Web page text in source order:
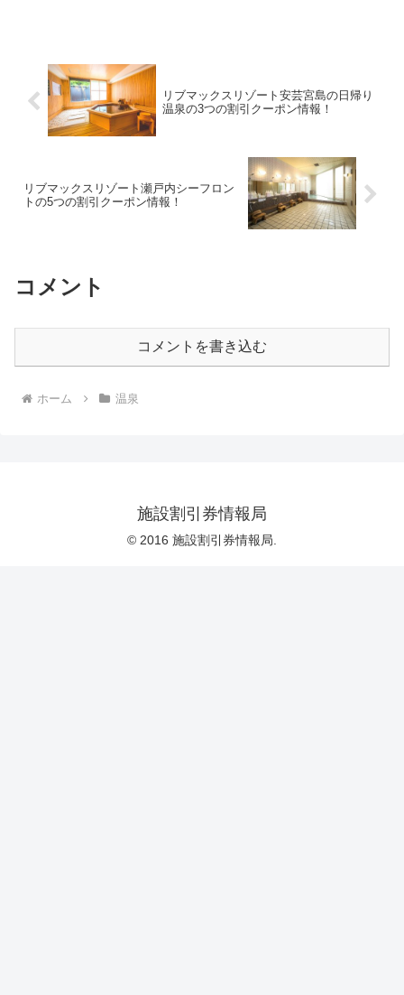
リブマックスリゾート安芸宮島の日帰り
温泉の3つの割引クーポン情報！
リブマックスリゾート瀬戸内シーフロン
トの5つの割引クーポン情報！
コメント
コメントを書き込む
ホーム 温泉
施設割引券情報局
© 2016 施設割引券情報局.